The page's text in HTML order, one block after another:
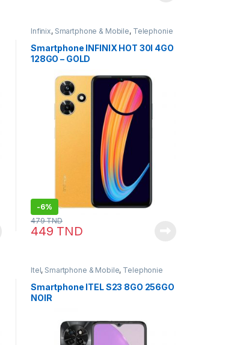
Infinix, Smartphone & Mobile, Telephonie
Smartphone INFINIX HOT 30I 4GO
128GO – GOLD
-6%
449 TND
479TND
Itel, Smartphone & Mobile, Telephonie
Smartphone ITEL S23 8GO 256GO
NOIR